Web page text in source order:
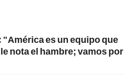
"América es un equipo que
nota el hambre; vamos por